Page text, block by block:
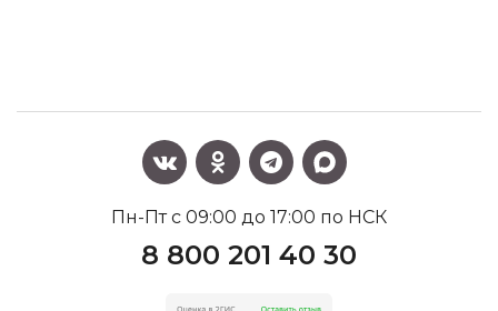
Пн-Пт с 09:00 до 17:00 по НСК
8 800 201 40 30